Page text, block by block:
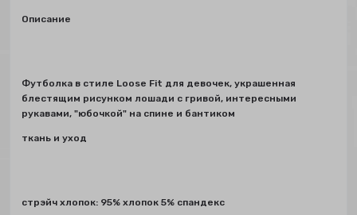
Описание
Футболка в стиле Loose Fit для девочек, украшенная
блестящим рисунком лошади с гривой, интересными
рукавами, "юбочкой" на спине и бантиком
ткань и уход
стрэйч хлопок: 95% хлопок 5% спандекс